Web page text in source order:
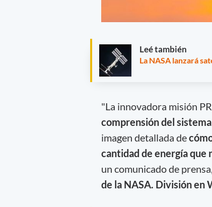
Leé también
La NASA lanzará
"La innovadora misión
comprensión del
imagen detallada de
cantidad de energía que
un comunicado de prensa,
de la NASA. División en